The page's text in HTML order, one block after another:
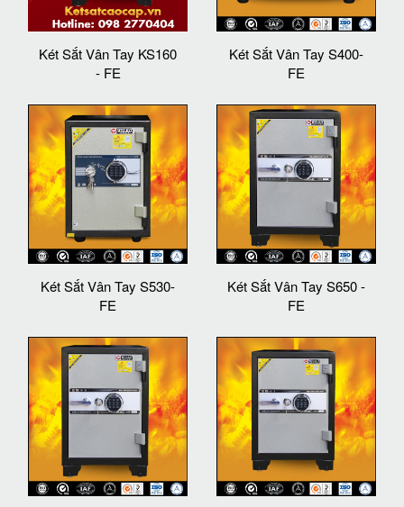
Két Sắt Vân Tay KS160
- FE
Két Sắt Vân Tay S400-
FE
Két Sắt Vân Tay S530-
FE
Két Sắt Vân Tay S650 -
FE